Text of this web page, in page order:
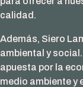
calidad.
Además, Siero
ambiental y
apuesta por la
medio ambiente y